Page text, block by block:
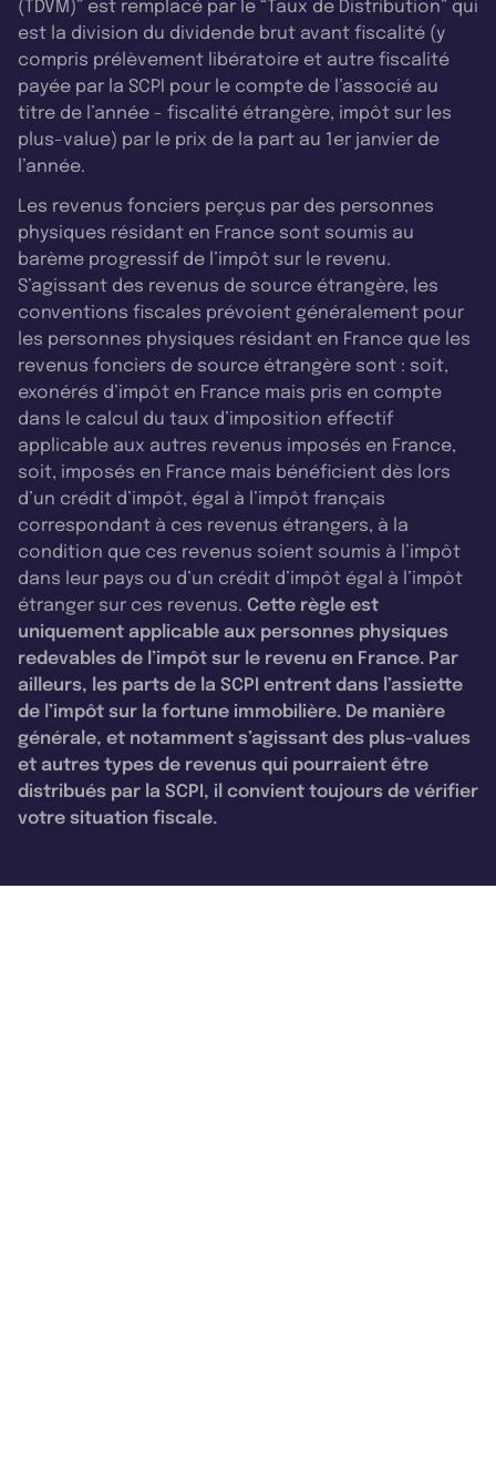
(TDVM)” est remplacé par le “Taux de Distribution” qui
est la division du dividende brut avant fiscalité (y
compris prélèvement libératoire et autre fiscalité
payée par la SCPI pour le compte de l’associé au
titre de l’année - fiscalité étrangère, impôt sur les
plus-value) par le prix de la part au 1er janvier de
l’année.
Les revenus fonciers perçus par des personnes
physiques résidant en France sont soumis au
barème progressif de l’impôt sur le revenu.
S’agissant des revenus de source étrangère, les
conventions fiscales prévoient généralement pour
les personnes physiques résidant en France que les
revenus fonciers de source étrangère sont : soit,
exonérés d’impôt en France mais pris en compte
dans le calcul du taux d’imposition effectif
applicable aux autres revenus imposés en France,
soit, imposés en France mais bénéficient dès lors
d’un crédit d’impôt, égal à l’impôt français
correspondant à ces revenus étrangers, à la
condition que ces revenus soient soumis à l’impôt
dans leur pays ou d’un crédit d’impôt égal à l’impôt
étranger sur ces revenus. Cette règle est
uniquement applicable aux personnes physiques
redevables de l’impôt sur le revenu en France. Par
ailleurs, les parts de la SCPI entrent dans l’assiette
de l’impôt sur la fortune immobilière. De manière
générale, et notamment s’agissant des plus-values
et autres types de revenus qui pourraient être
distribués par la SCPI, il convient toujours de vérifier
votre situation fiscale.